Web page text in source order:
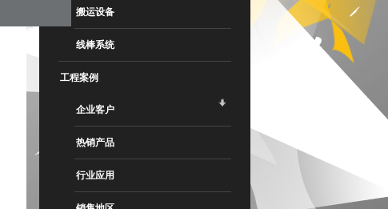
搬运设备
线棒系统
工程案例
企业客户
热销产品
行业应用